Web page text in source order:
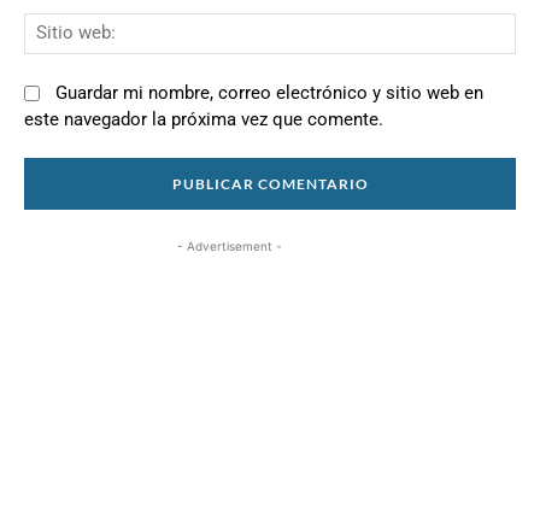
Guardar mi nombre, correo electrónico y sitio web en
este navegador la próxima vez que comente.
- Advertisement -